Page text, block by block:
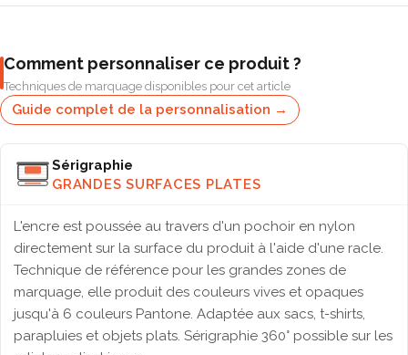
Comment personnaliser ce produit ?
Techniques de marquage disponibles pour cet article
Guide complet de la personnalisation →
Sérigraphie
GRANDES SURFACES PLATES
L'encre est poussée au travers d'un pochoir en nylon
directement sur la surface du produit à l'aide d'une racle.
Technique de référence pour les grandes zones de
marquage, elle produit des couleurs vives et opaques
jusqu'à 6 couleurs Pantone. Adaptée aux sacs, t-shirts,
parapluies et objets plats. Sérigraphie 360° possible sur les